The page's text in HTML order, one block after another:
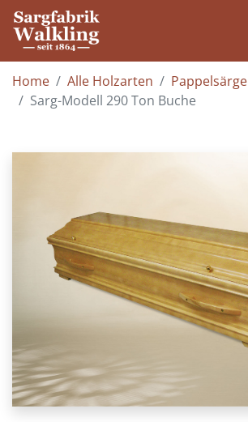
Home Alle Holzarten
Pappelsärge
Sarg-Modell 290 Ton Buche